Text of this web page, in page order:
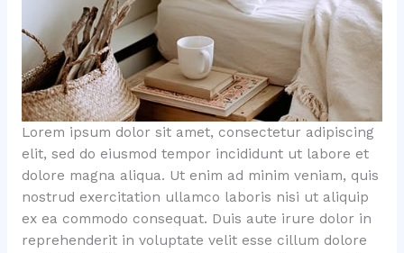
Lorem ipsum dolor sit amet, consectetur adipiscing
elit, sed do eiusmod tempor incididunt ut labore et
dolore magna aliqua. Ut enim ad minim veniam, quis
nostrud exercitation ullamco laboris nisi ut aliquip
ex ea commodo consequat. Duis aute irure dolor in
reprehenderit in voluptate velit esse cillum dolore